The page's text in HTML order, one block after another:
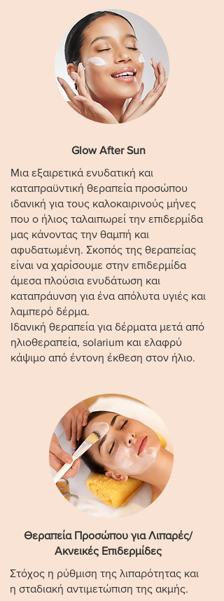
Glow After Sun
Μια εξαιρετικά ενυδατική και
καταπραϋντική θεραπεία προσώπου
ιδανική για τους καλοκαιρινούς μήνες
που ο ήλιος ταλαιπωρεί την επιδερμίδα
μας κάνοντας την θαμπή και
αφυδατωμένη. Σκοπός της θεραπείας
είναι να χαρίσουμε στην επιδερμίδα
άμεσα πλούσια ενυδάτωση και
καταπράυνση για ένα απόλυτα υγιές και
λαμπερό δέρμα.
Ιδανική θεραπεία για δέρματα μετά από
ηλιοθεραπεία, solarium και ελαφρύ
κάψιμο από έντονη έκθεση στον ήλιο.
Θεραπεία Προσώπου για Λιπαρές/
Ακνεικές Επιδερμίδες
Στόχος η ρύθμιση της λιπαρότητας και
η σταδιακή αντιμετώπιση της ακμής.